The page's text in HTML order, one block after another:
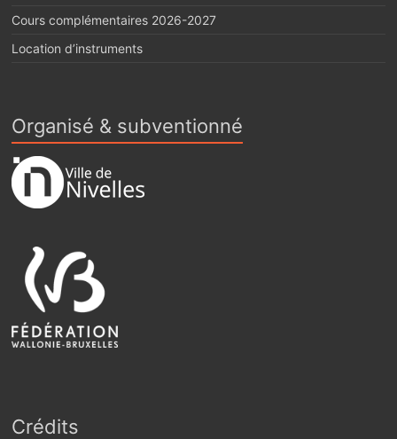
Cours complémentaires 2026-2027
Location d’instruments
Organisé & subventionné
Crédits